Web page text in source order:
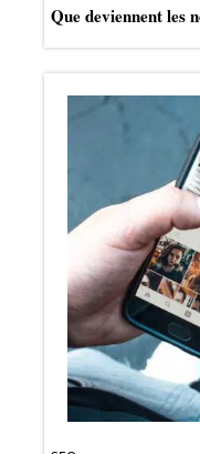
Que deviennent les